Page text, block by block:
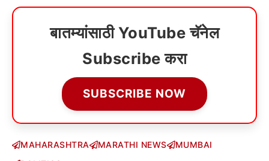
बातम्यांसाठी YouTube चॅनेल
Subscribe करा
SUBSCRIBE NOW
MAHARASHTRA MARATHI NEWS
MUMBAI